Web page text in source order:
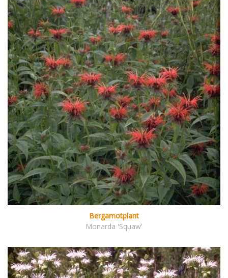
Bergamotplant
Monarda 'Squaw'